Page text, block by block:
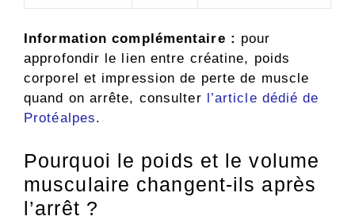
Information complémentaire : pour
approfondir le lien entre créatine, poids
corporel et impression de perte de muscle
quand on arrête, consulter
l’article dédié de
Protéalpes.
Pourquoi le poids et le volume
musculaire changent-ils après
l’arrêt ?